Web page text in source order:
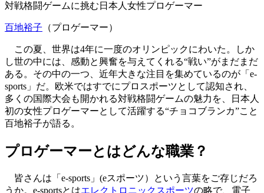
対戦格闘ゲームに挑む日本人女性プロゲーマー
百地裕子 （プロゲーマー）
この夏、世界は4年に一度のオリンピックにわいた。しか
し世の中には、感動と興奮を与えてくれる“戦い”がまだまだ
ある。その中の一つ、近年大きな注目を集めているのが「e-
sports」だ。欧米ではすでにプロスポーツとして認知され、
多くの国際大会も開かれる対戦格闘ゲームの魅力を、日本人
初の女性プロゲーマーとして活躍する“チョコブランカ”こと
百地裕子が語る。
プロゲーマーとはどんな職業？
皆さんは「e-sports」(eスポーツ）という言葉をご存じだろ
うか。e-sportsとはエレクトロニックスポーツの略で、電子